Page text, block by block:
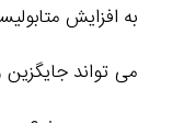
به افزایش
می تواند